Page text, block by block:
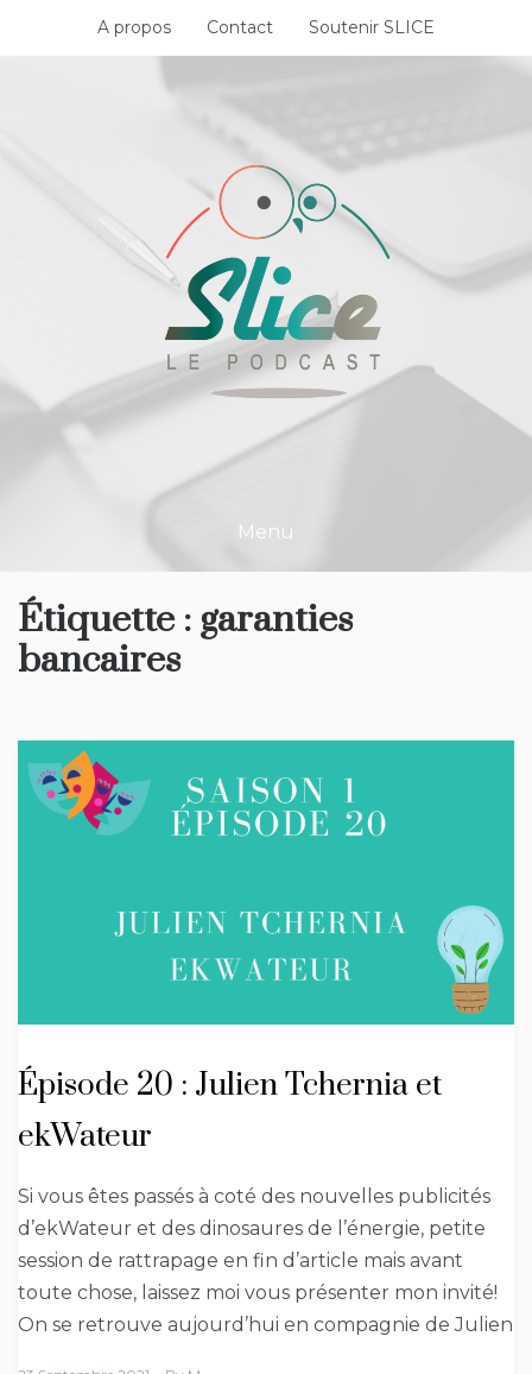
A propos Contact Soutenir SLICE
Menu
Étiquette : garanties
bancaires
Épisode 20 : Julien Tchernia et
ekWateur
Si vous êtes passés à coté des nouvelles publicités
d’ekWateur et des dinosaures de l’énergie, petite
session de rattrapage en fin d’article mais avant
toute chose, laissez moi vous présenter mon invité!
On se retrouve aujourd’hui en compagnie de Julien